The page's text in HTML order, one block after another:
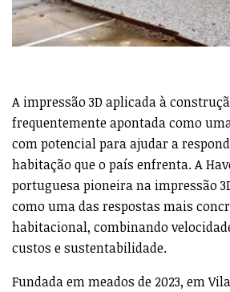
A impressão 3D aplicada à
frequentemente apontada como
com potencial para ajudar a
habitação que o país enfrenta. A
portuguesa pioneira na impressão
como uma das respostas mais
habitacional, combinando
custos e sustentabilidade.
Fundada em meados de 2023, em